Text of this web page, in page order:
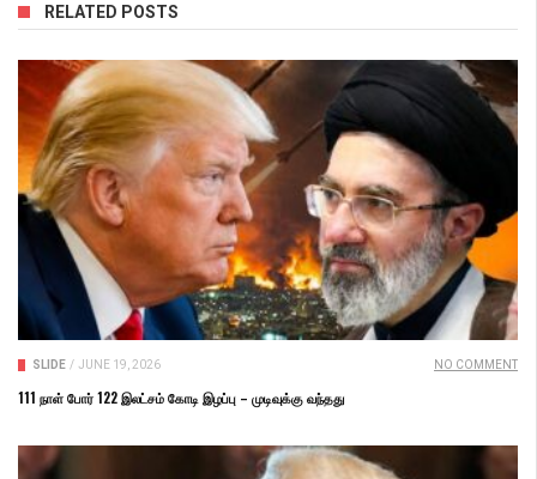
RELATED POSTS
SLIDE / JUNE 19, 2026 NO COMMENT
111 நாள் போர் 122 இலட்சம் கோடி இழப்பு – முடிவுக்கு வந்தது